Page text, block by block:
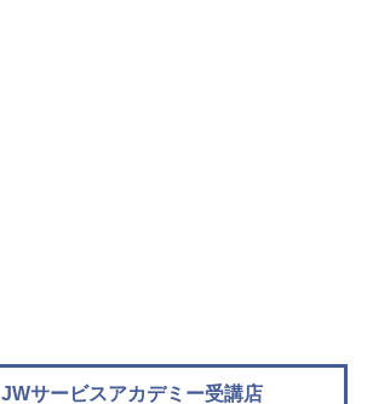
JWサービスアカデミー受講店